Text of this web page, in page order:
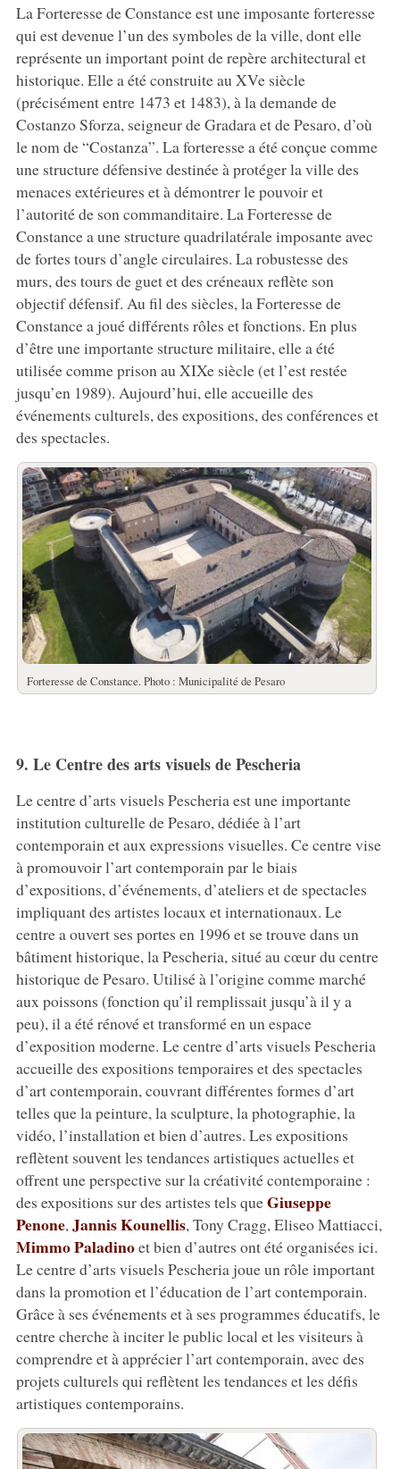
La Forteresse de Constance est une imposante forteresse
qui est devenue l’un des symboles de la ville, dont elle
représente un important point de repère architectural et
historique. Elle a été construite au XVe siècle
(précisément entre 1473 et 1483), à la demande de
Costanzo Sforza, seigneur de Gradara et de Pesaro, d’où
le nom de “Costanza”. La forteresse a été conçue comme
une structure défensive destinée à protéger la ville des
menaces extérieures et à démontrer le pouvoir et
l’autorité de son commanditaire. La Forteresse de
Constance a une structure quadrilatérale imposante avec
de fortes tours d’angle circulaires. La robustesse des
murs, des tours de guet et des créneaux reflète son
objectif défensif. Au fil des siècles, la Forteresse de
Constance a joué différents rôles et fonctions. En plus
d’être une importante structure militaire, elle a été
utilisée comme prison au XIXe siècle (et l’est restée
jusqu’en 1989). Aujourd’hui, elle accueille des
événements culturels, des expositions, des conférences et
des spectacles.
Forteresse de Constance. Photo : Municipalité de Pesaro
9. Le Centre des arts visuels de Pescheria
Le centre d’arts visuels Pescheria est une importante
institution culturelle de Pesaro, dédiée à l’art
contemporain et aux expressions visuelles. Ce centre vise
à promouvoir l’art contemporain par le biais
d’expositions, d’événements, d’ateliers et de spectacles
impliquant des artistes locaux et internationaux. Le
centre a ouvert ses portes en 1996 et se trouve dans un
bâtiment historique, la Pescheria, situé au cœur du centre
historique de Pesaro. Utilisé à l’origine comme marché
aux poissons (fonction qu’il remplissait jusqu’à il y a
peu), il a été rénové et transformé en un espace
d’exposition moderne. Le centre d’arts visuels Pescheria
accueille des expositions temporaires et des spectacles
d’art contemporain, couvrant différentes formes d’art
telles que la peinture, la sculpture, la photographie, la
vidéo, l’installation et bien d’autres. Les expositions
reflètent souvent les tendances artistiques actuelles et
offrent une perspective sur la créativité contemporaine :
des expositions sur des artistes tels queGiuseppe
Penone,Jannis Kounellis, Tony Cragg, Eliseo Mattiacci,
Mimmo Paladinoet bien d’autres ont été organisées ici.
Le centre d’arts visuels Pescheria joue un rôle important
dans la promotion et l’éducation de l’art contemporain.
Grâce à ses événements et à ses programmes éducatifs, le
centre cherche à inciter le public local et les visiteurs à
comprendre et à apprécier l’art contemporain, avec des
projets culturels qui reflètent les tendances et les défis
artistiques contemporains.